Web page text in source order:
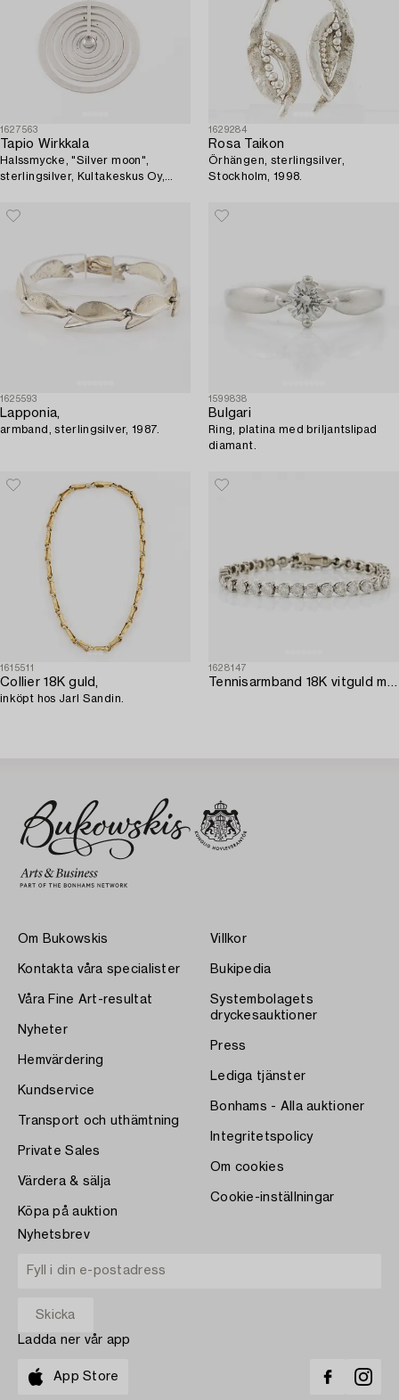
1627563
Tapio Wirkkala
Halssmycke, "Silver moon",
sterlingsilver, Kultakeskus Oy,
1629284
Rosa Taikon
Örhängen, sterlingsilver,
Stockholm, 1998.
1625593
Lapponia,
armband, sterlingsilver, 1987.
1599838
Bulgari
Ring, platina med briljantslipad
diamant.
1615511
Collier 18K guld,
inköpt hos Jarl Sandin.
1628147
Tennisarmband 18K vitguld med runda briljantslipade diamanter.
Om Bukowskis
Kontakta våra specialister
Våra Fine Art-resultat
Nyheter
Hemvärdering
Kundservice
Transport och uthämtning
Private Sales
Värdera & sälja
Köpa på auktion
Villkor
Bukipedia
Systembolagets
dryckesauktioner
Press
Lediga tjänster
Bonhams - Alla auktioner
Integritetspolicy
Om cookies
Cookie-inställningar
Nyhetsbrev
Ladda ner vår app
App Store